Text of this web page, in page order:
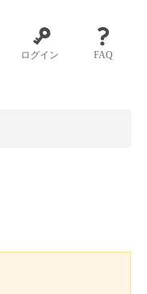
ログイン FAQ